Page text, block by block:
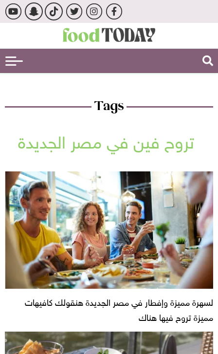
Tags
تروح فين في مصر الجديدة
لسهرة مميزة وإفطار في مصر الجديدة هنقولك كافيهات
مميزة تروح فيها هناك